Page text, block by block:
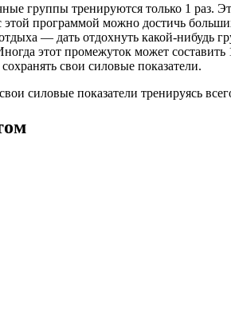
группы тренируются только 1 раз.
программой можно достичь
— дать отдохнуть какой-нибудь
этот промежуток может
свои силовые показатели.
силовые показатели тренируясь